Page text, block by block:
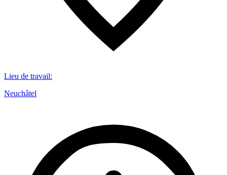
Lieu de travail:
Neuchâtel